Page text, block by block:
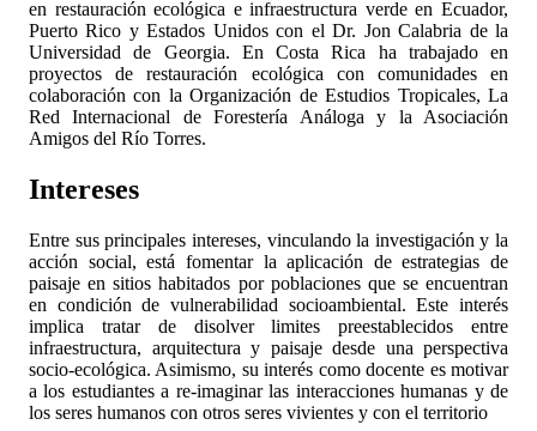
en restauración ecológica e infraestructura verde en Ecuador,
Puerto Rico y Estados Unidos con el Dr. Jon Calabria de la
Universidad de Georgia. En Costa Rica ha trabajado en
proyectos de restauración ecológica con comunidades en
colaboración con la Organización de Estudios Tropicales, La
Red Internacional de Forestería Análoga y la Asociación
Amigos del Río Torres.
Intereses
Entre sus principales intereses, vinculando la investigación y la
acción social, está fomentar la aplicación de estrategias de
paisaje en sitios habitados por poblaciones que se encuentran
en condición de vulnerabilidad socioambiental. Este interés
implica tratar de disolver limites preestablecidos entre
infraestructura, arquitectura y paisaje desde una perspectiva
socio-ecológica. Asimismo, su interés como docente es motivar
a los estudiantes a re-imaginar las interacciones humanas y de
los seres humanos con otros seres vivientes y con el territorio